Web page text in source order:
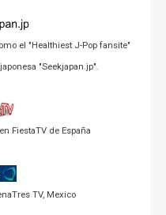
el "Healthiest J-Pop fansite"
"Seekjapan.jp".
FiestaTV de España
TV, Mexico